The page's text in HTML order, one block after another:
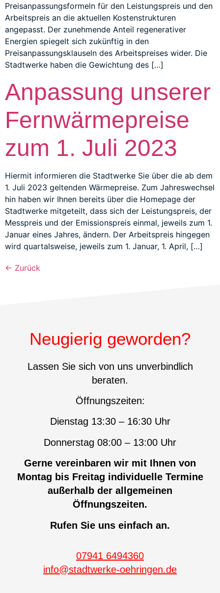
Preisanpassungsformeln für den Leistungspreis und den
Arbeitspreis an die aktuellen Kostenstrukturen
angepasst. Der zunehmende Anteil regenerativer
Energien spiegelt sich zukünftig in den
Preisanpassungsklauseln des Arbeitspreises wider. Die
Stadtwerke haben die Gewichtung des […]
Anpassung unserer
Fernwärmepreise
zum 1. Juli 2023
Hiermit informieren die Stadtwerke Sie über die ab dem
1. Juli 2023 geltenden Wärmepreise. Zum Jahreswechsel
hin haben wir Ihnen bereits über die Homepage der
Stadtwerke mitgeteilt, dass sich der Leistungspreis, der
Messpreis und der Emissionspreis einmal, jeweils zum 1.
Januar eines Jahres, ändern. Der Arbeitspreis hingegen
wird quartalsweise, jeweils zum 1. Januar, 1. April, […]
← Zurück
Neugierig geworden?
Lassen Sie sich von uns unverbindlich
beraten.
Öffnungszeiten:
Dienstag 13:30 – 16:30 Uhr
Donnerstag 08:00 – 13:00 Uhr
Gerne vereinbaren wir mit Ihnen von
Montag bis Freitag individuelle Termine
außerhalb der allgemeinen
Öffnungszeiten.
Rufen Sie uns einfach an.
07941 6494360
info@stadtwerke-oehringen.de